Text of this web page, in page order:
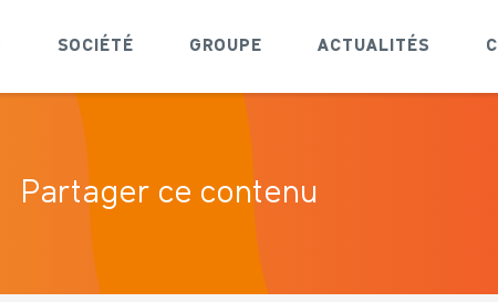
SOCIÉTÉ GROUPE ACTUALITÉS
Partager ce contenu